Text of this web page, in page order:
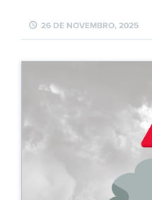
schedule 26 DE NOVEMBRO, 2025